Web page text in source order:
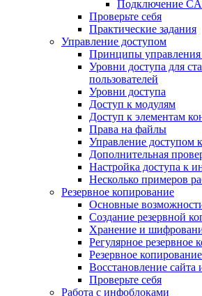
Подключение
Проверьте себя
Практические задания
Управление доступом
Принципы управления
Уровни доступа для
пользователей
Уровни доступа
Доступ к модулям
Доступ к элементам
Права на файлы
Управление доступом
Дополнительная
Настройка доступа к
Несколько примеров
Резервное копирование
Основные
Создание резервной
Хранение и
Регулярное резервное
Резервное
Восстановление сайта
Проверьте себя
Работа с инфоблоками